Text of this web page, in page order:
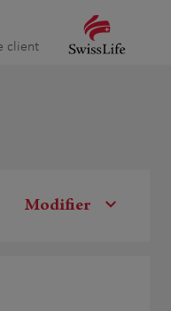
client
Modifier